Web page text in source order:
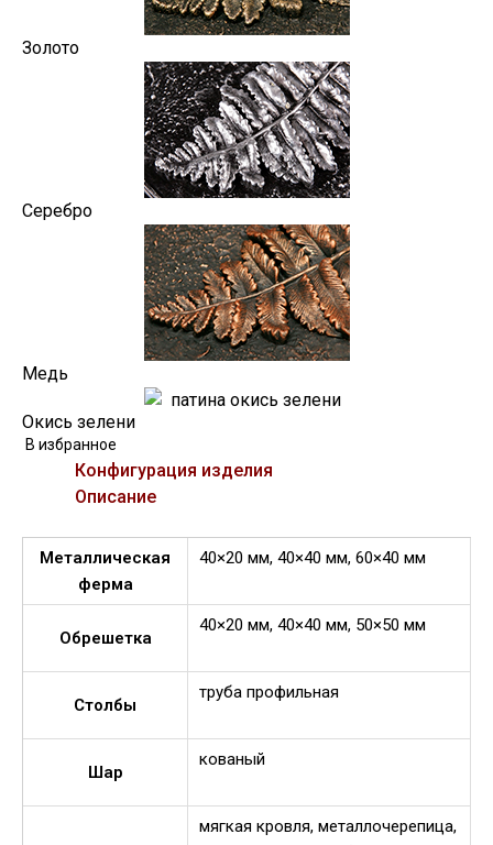
Золото
Серебро
Медь
Окись зелени
В избранное
Конфигурация изделия
Описание
Металлическая
ферма
40×20 мм, 40×40 мм, 60×40 мм
Обрешетка
40×20 мм, 40×40 мм, 50×50 мм
Столбы
труба профильная
Шар
кованый
мягкая кровля, металлочерепица,